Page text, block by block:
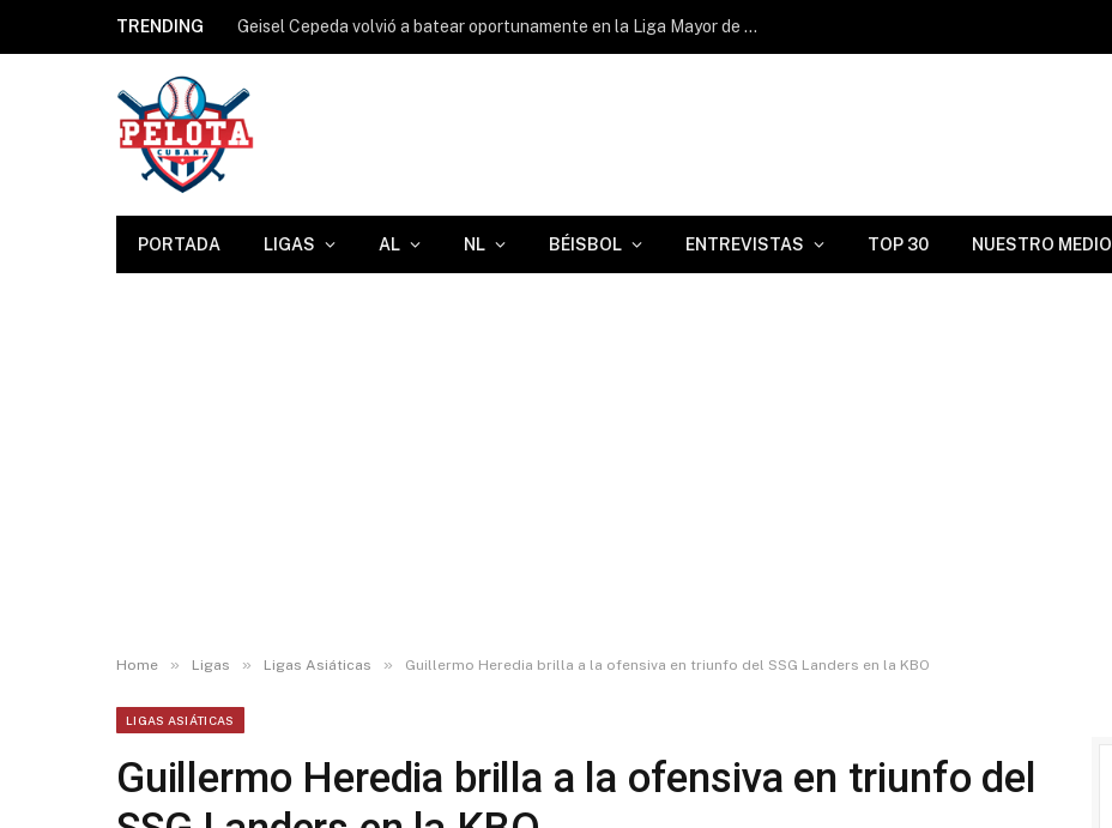
TRENDING Geisel Cepeda volvió a batear oportunamente en la Liga Mayor de Venezuela
PORTADA LIGAS AL NL BÉISBOL ENTREVISTAS TOP 30 NUESTRO MEDIO
Home » Ligas » Ligas Asiáticas » Guillermo Heredia brilla a la ofensiva en triunfo del SSG Landers en la KBO
LIGAS ASIÁTICAS
Guillermo Heredia brilla a la ofensiva en triunfo del